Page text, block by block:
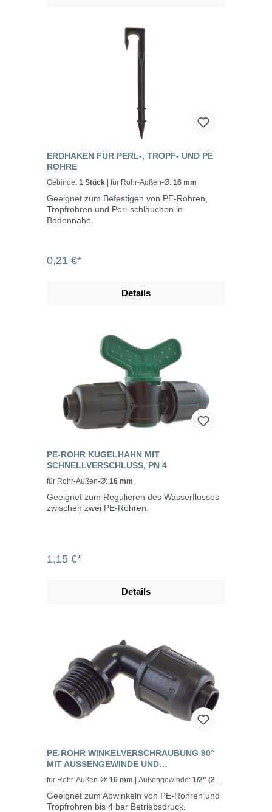
ERDHAKEN FÜR PERL-, TROPF- UND PE
ROHRE
Gebinde: 1 Stück | für Rohr-Außen-Ø: 16 mm
Geeignet zum Befestigen von PE-Rohren,
Tropfrohren und Perl-schläuchen in
Bodennähe.
0,21 €*
Details
PE-ROHR KUGELHAHN MIT
SCHNELLVERSCHLUSS, PN 4
für Rohr-Außen-Ø: 16 mm
Geeignet zum Regulieren des Wasserflusses
zwischen zwei PE-Rohren.
1,15 €*
Details
PE-ROHR WINKELVERSCHRAUBUNG 90°
MIT AUSSENGEWINDE UND S
CHNELLVERSCHLUSS, PN 4
für Rohr-Außen-Ø: 16 mm | Außengewinde: 1/2" (21
Geeignet zum Abwinkeln von PE-Rohren und
Tropfrohren bis 4 bar Betriebsdruck.